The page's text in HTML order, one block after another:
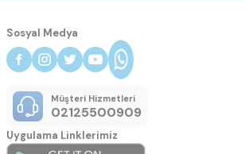
Sosyal Medya
Müşteri Hizmetleri
02125500909
Uygulama Linklerimiz